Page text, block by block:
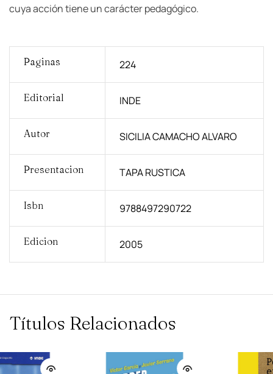
cuya acción tiene un carácter pedagógico.
Paginas 224
Editorial INDE
Autor SICILIA CAMACHO ALVARO
Presentacion TAPA RUSTICA
Isbn 9788497290722
Edicion 2005
Títulos Relacionados